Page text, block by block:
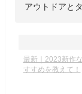
アウトドアと
最新｜2023新作
すすめを教えて！